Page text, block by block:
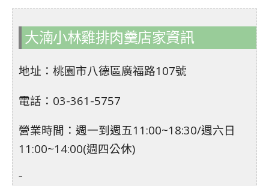
大湳小林雞排肉羹店家資訊
地址：桃園市八德區廣福路107號
電話：03-361-5757
營業時間：週一到週五11:00~18:30/週六日
11:00~14:00(週四公休)
–